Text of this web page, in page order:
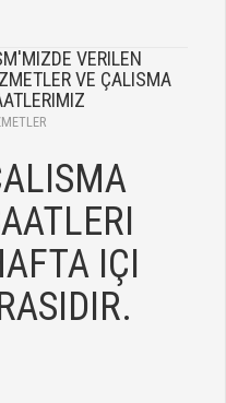
VERILEN
VE ÇALISMA
IÇI